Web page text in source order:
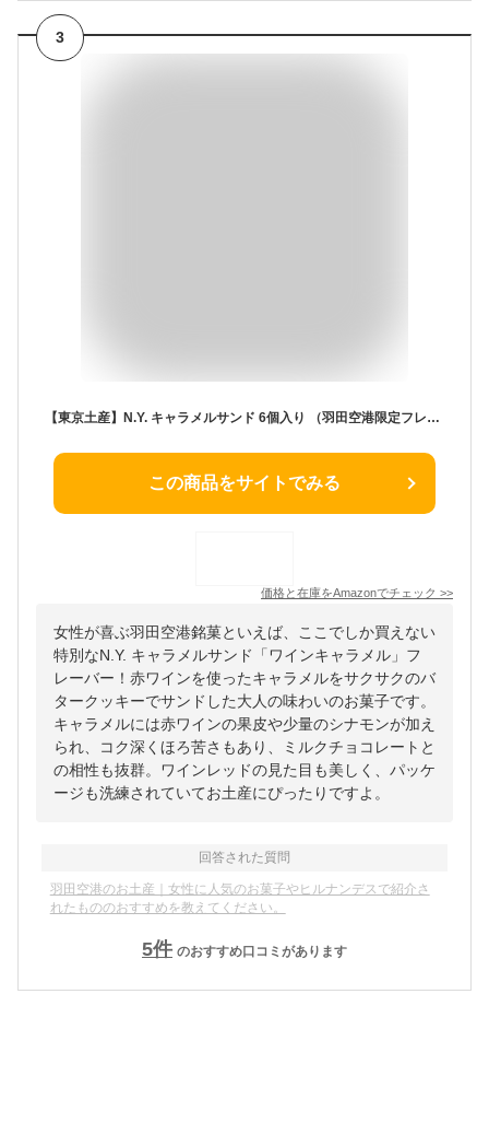
3
【東京土産】N.Y. キャラメルサンド 6個入り （羽田空港限定フレイバー ワインキャラメルサンド） (2箱)
この商品をサイトでみる
価格と在庫をAmazonでチェック >>
女性が喜ぶ羽田空港銘菓といえば、ここでしか買えない
特別なN.Y. キャラメルサンド「ワインキャラメル」フ
レーバー！赤ワインを使ったキャラメルをサクサクのバ
タークッキーでサンドした大人の味わいのお菓子です。
キャラメルには赤ワインの果皮や少量のシナモンが加え
られ、コク深くほろ苦さもあり、ミルクチョコレートと
の相性も抜群。ワインレッドの見た目も美しく、パッケ
ージも洗練されていてお土産にぴったりですよ。
回答された質問
羽田空港のお土産｜女性に人気のお菓子やヒルナンデスで紹介さ
れたもののおすすめを教えてください。
5件 のおすすめ口コミがあります